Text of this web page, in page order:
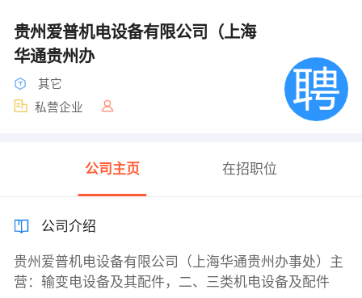
贵州爱普机电设备有限公司（上海
华通贵州办
其它
私营企业
公司主页 在招职位
公司介绍
贵州爱普机电设备有限公司（上海华通贵州办事处）主
营：输变电设备及其配件，二、三类机电设备及配件